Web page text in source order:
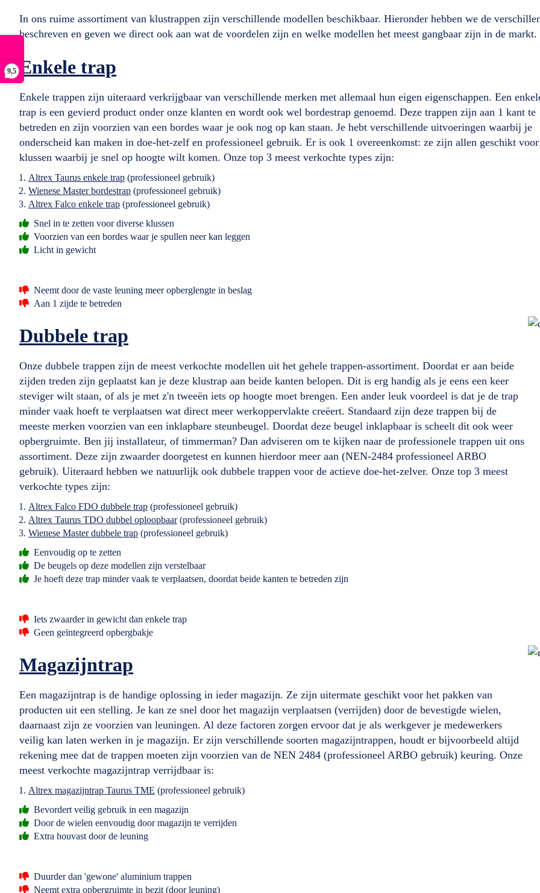
9,5
In ons ruime assortiment van klustrappen zijn verschillende modellen beschikbaar. Hieronder hebben we de
beschreven en geven we direct ook aan wat de voordelen zijn en welke modellen het meest gangbaar zijn in de markt.
Enkele trap
Enkele trappen zijn uiteraard verkrijgbaar van verschillende merken met allemaal hun eigen eigenschappen. Een
trap is een gevierd product onder onze klanten en wordt ook wel bordestrap genoemd. Deze trappen zijn aan 1 kant te
betreden en zijn voorzien van een bordes waar je ook nog op kan staan. Je hebt verschillende uitvoeringen waarbij je
onderscheid kan maken in doe-het-zelf en professioneel gebruik. Er is ook 1 overeenkomst: ze zijn allen geschikt voor
klussen waarbij je snel op hoogte wilt komen. Onze top 3 meest verkochte types zijn:
Altrex Taurus enkele trap (professioneel gebruik)
Wienese Master bordestrap (professioneel gebruik)
Altrex Falco enkele trap (professioneel gebruik)
Snel in te zetten voor diverse klussen
Voorzien van een bordes waar je spullen neer kan leggen
Licht in gewicht
Neemt door de vaste leuning meer opberglengte in beslag
Aan 1 zijde te betreden
Dubbele trap
Onze dubbele trappen zijn de meest verkochte modellen uit het gehele trappen-assortiment. Doordat er aan beide
zijden treden zijn geplaatst kan je deze klustrap aan beide kanten belopen. Dit is erg handig als je eens een keer
steviger wilt staan, of als je met z'n tweeën iets op hoogte moet brengen. Een ander leuk voordeel is dat je de trap
minder vaak hoeft te verplaatsen wat direct meer werkoppervlakte creëert. Standaard zijn deze trappen bij de
meeste merken voorzien van een inklapbare steunbeugel. Doordat deze beugel inklapbaar is scheelt dit ook weer
opbergruimte. Ben jij installateur, of timmerman? Dan adviseren om te kijken naar de professionele trappen uit ons
assortiment. Deze zijn zwaarder doorgetest en kunnen hierdoor meer aan (NEN-2484 professioneel ARBO
gebruik). Uiteraard hebben we natuurlijk ook dubbele trappen voor de actieve doe-het-zelver. Onze top 3 meest
verkochte types zijn:
Altrex Falco FDO dubbele trap (professioneel gebruik)
Altrex Taurus TDO dubbel oploopbaar(professioneel gebruik)
Wienese Master dubbele trap (professioneel gebruik)
Eenvoudig op te zetten
De beugels op deze modellen zijn verstelbaar
Je hoeft deze trap minder vaak te verplaatsen, doordat beide kanten te betreden zijn
Iets zwaarder in gewicht dan enkele trap
Geen geïntegreerd opbergbakje
Magazijntrap
Een magazijntrap is de handige oplossing in ieder magazijn. Ze zijn uitermate geschikt voor het pakken van
producten uit een stelling. Je kan ze snel door het magazijn verplaatsen (verrijden) door de bevestigde wielen,
daarnaast zijn ze voorzien van leuningen. Al deze factoren zorgen ervoor dat je als werkgever je medewerkers
veilig kan laten werken in je magazijn. Er zijn verschillende soorten magazijntrappen, houdt er bijvoorbeeld altijd
rekening mee dat de trappen moeten zijn voorzien van de NEN 2484 (professioneel ARBO gebruik) keuring. Onze
meest verkochte magazijntrap verrijdbaar is:
Altrex magazijntrap Taurus TME (professioneel gebruik)
Bevordert veilig gebruik in een magazijn
Door de wielen eenvoudig door magazijn te verrijden
Extra houvast door de leuning
Duurder dan 'gewone' aluminium trappen
Neemt extra opbergruimte in bezit (door leuning)